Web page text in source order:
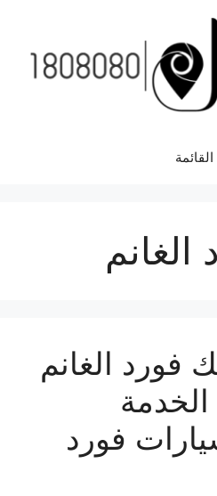
القائمة
الغانم
فورد الغانم
55445363 الخدمة
فورد